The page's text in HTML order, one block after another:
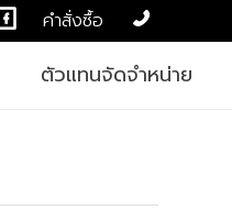
คำสั่งซื้อ
ตัวแทนจัดจำหน่าย